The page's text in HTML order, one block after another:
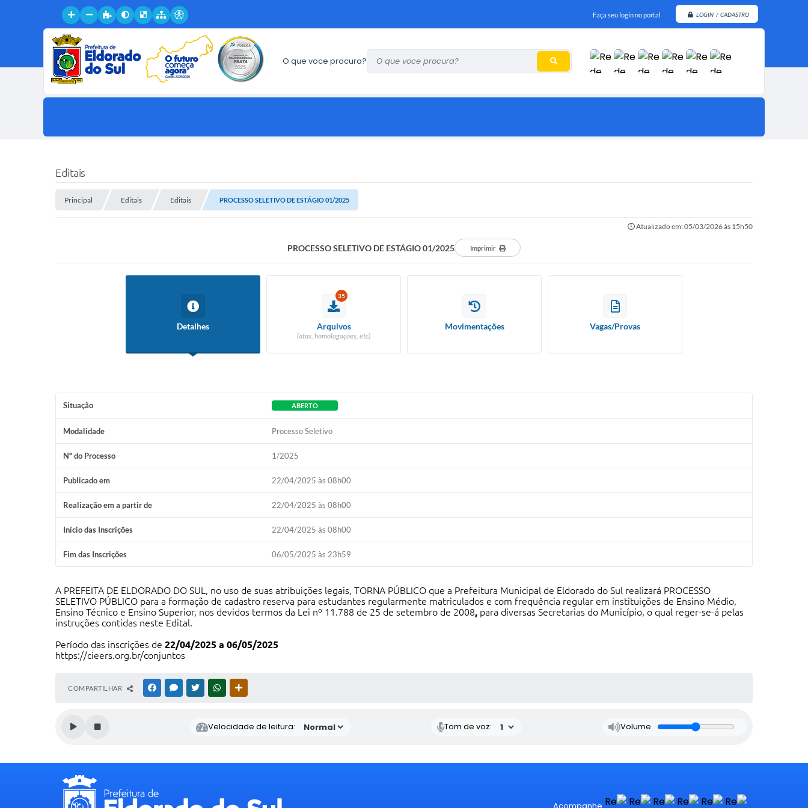
Faça seu login no portal LOGIN / CADASTRO
O que voce procura?
Editais
Principal Editais Editais PROCESSO SELETIVO DE ESTÁGIO 01/2025
Atualizado em: 05/03/2026 às 15h50
PROCESSO SELETIVO DE ESTÁGIO 01/2025 Imprimir
Detalhes
35
Arquivos
(atas, homologações, etc)
Movimentações Vagas/Provas
Situação ABERTO
Modalidade Processo Seletivo
Nº do Processo 1/2025
Publicado em 22/04/2025 às 08h00
Realização em a partir de 22/04/2025 às 08h00
Início das Inscrições 22/04/2025 às 08h00
Fim das Inscrições 06/05/2025 às 23h59
A PREFEITA DE ELDORADO DO SUL, no uso de suas atribuições legais, TORNA PÚBLICO que a Prefeitura Municipal de Eldorado do Sul realizará PROCESSO
SELETIVO PÚBLICO para a formação de cadastro reserva para estudantes regularmente matriculados e com frequência regular em instituições de Ensino Médio,
Ensino Técnico e Ensino Superior, nos devidos termos da Lei nº 11.788 de 25 de setembro de 2008, para diversas Secretarias do Município, o qual reger-se-á pelas
instruções contidas neste Edital.
Período das inscrições de 22/04/2025 a 06/05/2025
https://cieers.org.br/conjuntos
COMPARTILHAR FACEBOOKMESSENGER
TWITTERWHATSAPP
Velocidade de leitura: Tom de voz: Volume
Acompanhe